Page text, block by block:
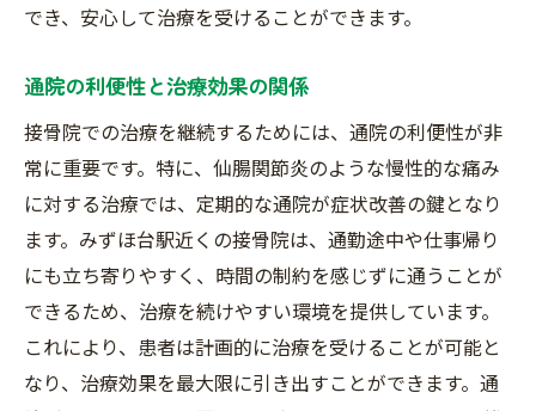
みずほ台駅周辺の接骨院で仙腸関節炎を改善す
駅周辺の利便性を活用した通院
施術の効果を高めるための方法
地域特有の接骨院のメリット
複数の接骨院を比較するポイント
通いやすさと施術内容のバランス
定期的な治療で得られる効果
でき、安心して治療を受けることができます。
通院の利便性と治療効果の関係
接骨院での治療を継続するためには、通院の利便性が非
常に重要です。特に、仙腸関節炎のような慢性的な痛み
に対する治療では、定期的な通院が症状改善の鍵となり
ます。みずほ台駅近くの接骨院は、通勤途中や仕事帰り
にも立ち寄りやすく、時間の制約を感じずに通うことが
できるため、治療を続けやすい環境を提供しています。
これにより、患者は計画的に治療を受けることが可能と
なり、治療効果を最大限に引き出すことができます。通